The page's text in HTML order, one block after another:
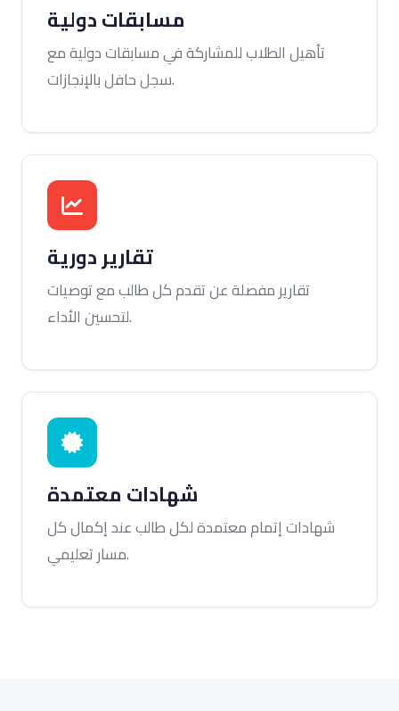
مسابقات دولية
تأهيل الطلاب للمشاركة في مسابقات دولية مع
سجل حافل بالإنجازات.
تقارير دورية
تقارير مفصلة عن تقدم كل طالب مع توصيات
لتحسين الأداء.
شهادات معتمدة
شهادات إتمام معتمدة لكل طالب عند إكمال كل
مسار تعليمي.